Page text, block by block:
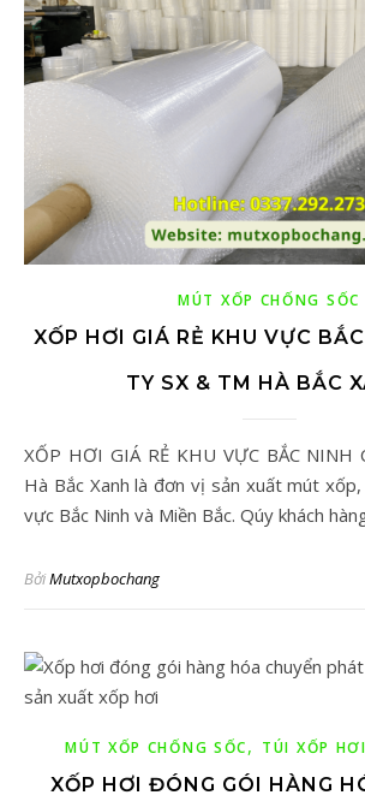
MÚT XỐP CHỐNG SỐC
XỐP HƠI GIÁ RẺ KHU VỰC
TY SX & TM HÀ BẮC
XỐP HƠI GIÁ RẺ KHU VỰC BẮC NINH Công Ty SX & TM
Hà Bắc Xanh là đơn vị sản xuất mút
vực Bắc Ninh và Miền Bắc. Qúy khách
BởiMutxopbochang
MÚT XỐP CHỐNG SỐC, TÚI XỐP
XỐP HƠI ĐÓNG GÓI HÀNG